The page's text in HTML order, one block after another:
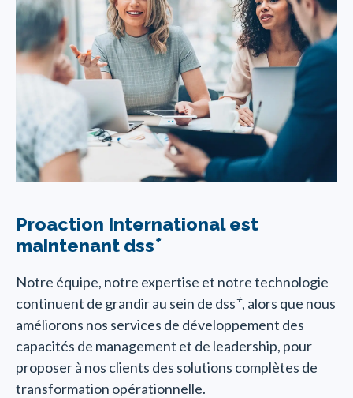
Proaction International est
maintenant dss+
Notre équipe, notre expertise et notre technologie
continuent de grandir au sein de dss+, alors que nous
améliorons nos services de développement des
capacités de management et de leadership, pour
proposer à nos clients des solutions complètes de
transformation opérationnelle.